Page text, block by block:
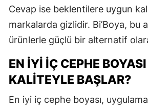
Cevap ise beklentilere uygun
markalarda gizlidir. Bi’Boya, bu
ürünlerle güçlü bir alternatif
EN İYI İÇ CEPHE
KALITEYLE BAŞLAR?
En iyi iç cephe boyası,